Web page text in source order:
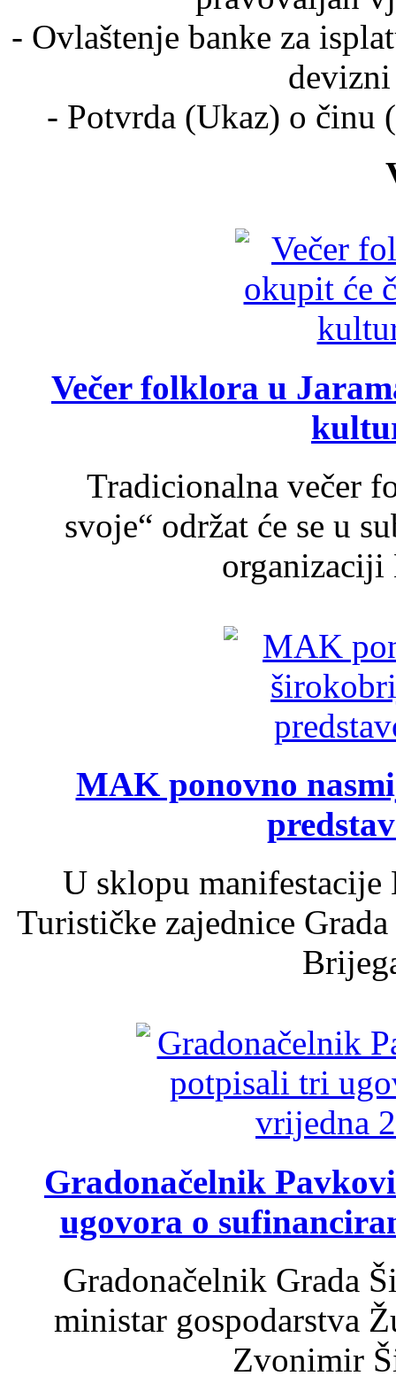
- Ovlaštenje banke za
- Potvrda (Ukaz) o činu
Večer folklora u
Tradicionalna večer
svoje“ održat će se u
organizaciji
MAK ponovno
U sklopu
Turističke zajednice
Gradonačelnik
ugovora o
Gradonačelnik Grada
ministar gospodarstva
Zvonimir